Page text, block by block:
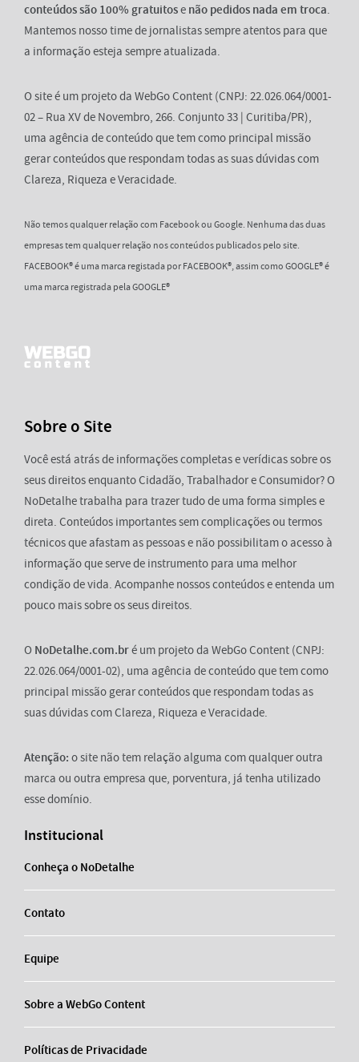
conteúdos são 100% gratuitose não pedidos nada em troca.
Mantemos nosso time de jornalistas sempre atentos para que
a informação esteja sempre atualizada.
O site é um projeto da WebGo Content (CNPJ: 22.026.064/0001-
02 – Rua XV de Novembro, 266. Conjunto 33 | Curitiba/PR),
uma agência de conteúdo que tem como principal missão
gerar conteúdos que respondam todas as suas dúvidas com
Clareza, Riqueza e Veracidade.
Não temos qualquer relação com Facebook ou Google. Nenhuma das duas
empresas tem qualquer relação nos conteúdos publicados pelo site.
FACEBOOK® é uma marca registada por FACEBOOK®, assim como GOOGLE® é
uma marca registrada pela GOOGLE®
Sobre o Site
Você está atrás de informações completas e verídicas sobre os
seus direitos enquanto Cidadão, Trabalhador e Consumidor? O
NoDetalhe trabalha para trazer tudo de uma forma simples e
direta. Conteúdos importantes sem complicações ou termos
técnicos que afastam as pessoas e não possibilitam o acesso à
informação que serve de instrumento para uma melhor
condição de vida. Acompanhe nossos conteúdos e entenda um
pouco mais sobre os seus direitos.
O NoDetalhe.com.bré um projeto da WebGo Content (CNPJ:
22.026.064/0001-02), uma agência de conteúdo que tem como
principal missão gerar conteúdos que respondam todas as
suas dúvidas com Clareza, Riqueza e Veracidade.
Atenção: o site não tem relação alguma com qualquer outra
marca ou outra empresa que, porventura, já tenha utilizado
esse domínio.
Institucional
Conheça o NoDetalhe
Contato
Equipe
Sobre a WebGo Content
Políticas de Privacidade